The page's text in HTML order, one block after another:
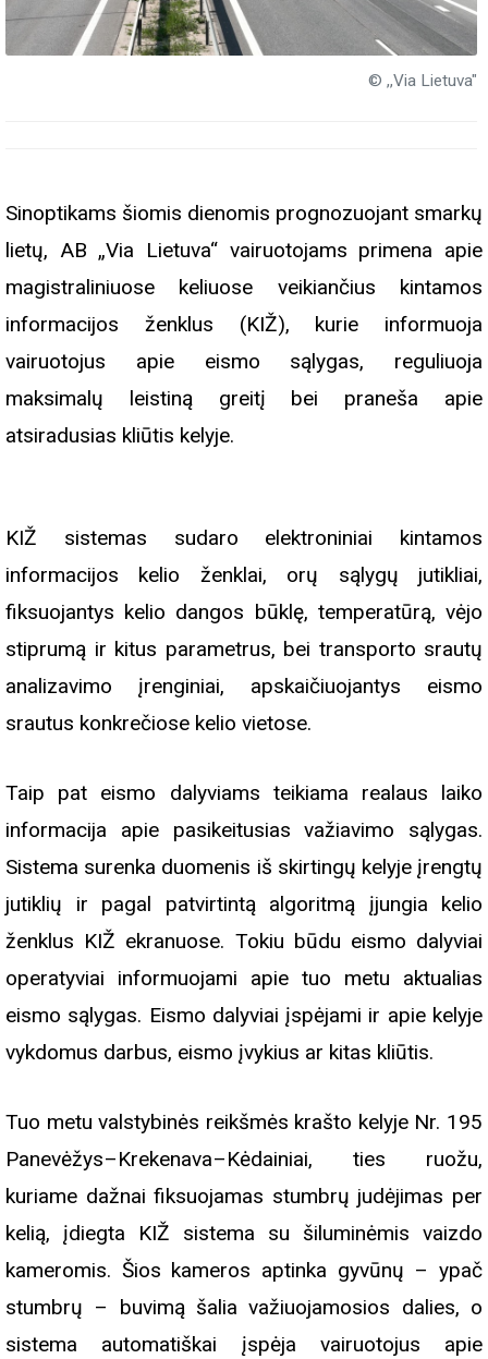
© ,,Via Lietuva"
Sinoptikams šiomis dienomis prognozuojant smarkų
lietų, AB „Via Lietuva“ vairuotojams primena apie
magistraliniuose keliuose veikiančius kintamos
informacijos ženklus (KIŽ), kurie informuoja
vairuotojus apie eismo sąlygas, reguliuoja
maksimalų leistiną greitį bei praneša apie
atsiradusias kliūtis kelyje.
KIŽ sistemas sudaro elektroniniai kintamos
informacijos kelio ženklai, orų sąlygų jutikliai,
fiksuojantys kelio dangos būklę, temperatūrą, vėjo
stiprumą ir kitus parametrus, bei transporto srautų
analizavimo įrenginiai, apskaičiuojantys eismo
srautus konkrečiose kelio vietose.
Taip pat eismo dalyviams teikiama realaus laiko
informacija apie pasikeitusias važiavimo sąlygas.
Sistema surenka duomenis iš skirtingų kelyje įrengtų
jutiklių ir pagal patvirtintą algoritmą įjungia kelio
ženklus KIŽ ekranuose. Tokiu būdu eismo dalyviai
operatyviai informuojami apie tuo metu aktualias
eismo sąlygas. Eismo dalyviai įspėjami ir apie kelyje
vykdomus darbus, eismo įvykius ar kitas kliūtis.
Tuo metu valstybinės reikšmės krašto kelyje Nr. 195
Panevėžys–Krekenava–Kėdainiai, ties ruožu,
kuriame dažnai fiksuojamas stumbrų judėjimas per
kelią, įdiegta KIŽ sistema su šiluminėmis vaizdo
kameromis. Šios kameros aptinka gyvūnų – ypač
stumbrų – buvimą šalia važiuojamosios dalies, o
sistema automatiškai įspėja vairuotojus apie